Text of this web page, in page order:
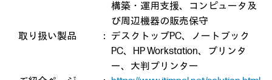
構築・運用支援、コンピュータ及
び周辺機器の販売保守
取り扱い製品
： デスクトップPC、ノートブック
PC、HP Workstation、プリンタ
ー、大判プリンター